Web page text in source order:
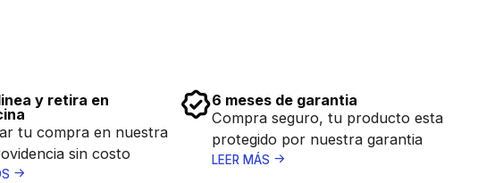
y retira en
tu compra en nuestra
sin costo
6 meses de garantia
Compra seguro, tu producto esta
protegido por nuestra garantia
LEER MÁS